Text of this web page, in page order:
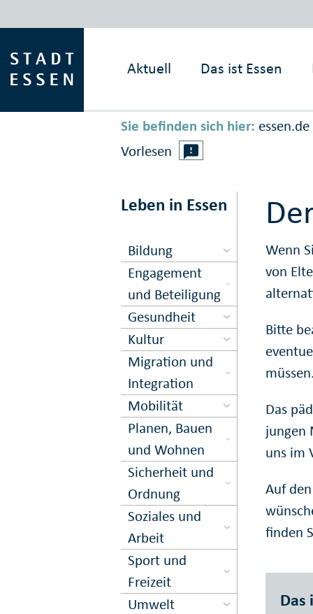
Aktuell Das ist Essen
Sie befinden sich hier: essen.de
Vorlesen
Leben in Essen
Bildung
Engagement
und Beteiligung
Gesundheit
Kultur
Migration und
Inte­gration
Mobilität
Planen, Bauen
und Wohnen
Sicher­heit und
Ord­nung
Soziales und
Arbeit
Sport und
Freizeit
Umwelt
Wenn
von
Bitte
Das
jungen
uns im
Auf
finden
Das